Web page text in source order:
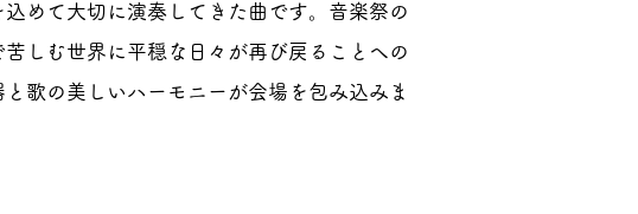
めて大切に演奏してきた曲です。音楽祭の
しむ世界に平穏な日々が再び戻ることへの
歌の美しいハーモニーが会場を包み込みま